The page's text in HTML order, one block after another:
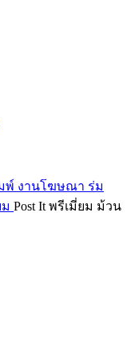
พ์ งานโฆษณา ร่ม
Post It พรีเมี่ยม ม้วน